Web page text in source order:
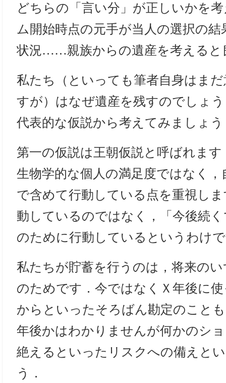
どちらの「言い分」が正しいかを
ム開始時点の元手が当人の選択の
状況……親族からの遺産を考えると
私たち（といっても筆者自身はま
すが）はなぜ遺産を残すのでしょ
代表的な仮説から考えてみましょう
第一の仮説は王朝仮説と呼ばれま
生物学的な個人の満足度ではなく
で含めて行動している点を重視し
動しているのではなく，「今後続
のために行動しているというわけ
私たちが貯蓄を行うのは，将来の
のためです．今ではなくＸ年後に
からといったそろばん勘定のこと
年後かはわかりませんが何かのシ
絶えるといったリスクへの備えと
う．